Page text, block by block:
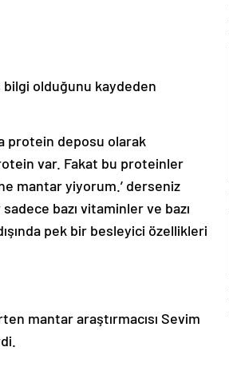
bilgi olduğunu kaydeden
protein deposu olarak
var. Fakat bu proteinler
mantar yiyorum.’ derseniz
bazı vitaminler ve bazı
pek bir besleyici özellikleri
mantar araştırmacısı Sevim